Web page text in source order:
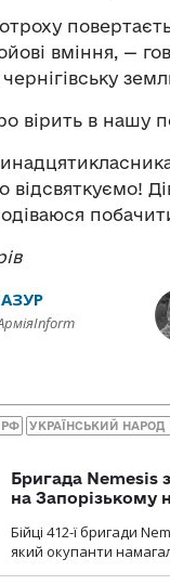
вміння, —
вірить в нашу
відсвяткуємо!
РФ УКРАЇНСЬКИЙ
Бригада Nemesis
на Запорізькому
Бійці 412-ї бригади
який окупанти